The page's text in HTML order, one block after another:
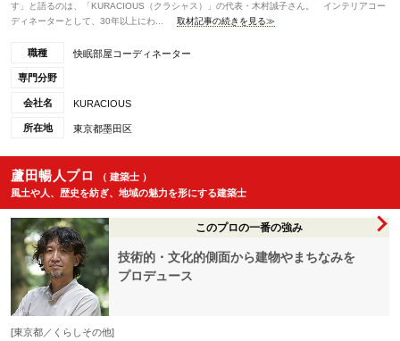
す」と語るのは、「KURACIOUS（クラシャス）」の代表・木村誠子さん。 インテリアコー
ディネーターとして、30年以上にわ...
取材記事の続きを見る≫
職種 快眠部屋コーディネーター
専門分野
会社名 KURACIOUS
所在地 東京都墨田区
蘆田暢人プロ
（ 建築士 ）
風土や人、歴史を紡ぎ、地域の魅力を形にする建築士
このプロの一番の強み
技術的・文化的側面から建物やまちなみを
プロデュース
[東京都／くらしその他]